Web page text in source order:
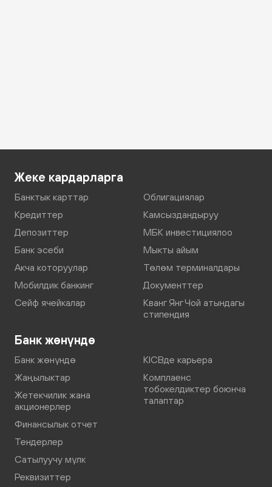
Жеке кардарларга
Банктык карттар
Кредиттер
Депозиттер
Банк эсеби
Акча которуулар
Мобилдик банкинг
Сейф ячейкалар
Облигациялар
Камсыздандыруу
МБК инвестициялоо
Мыкты айым
Төлөм терминалдары
Документтер
Кванг Янг Чой атындагы
стипендия
Банк жөнүндө
Банк жөнүндө
Жаңылыктар
Жетекчилик жана
акционерлер
Финансылык отчет
Тендерлер
Сатылуучу мүлк
Реквизиттер
KICBде карьера
Комплаенс
тобокелдиктер боюнча
талаптар